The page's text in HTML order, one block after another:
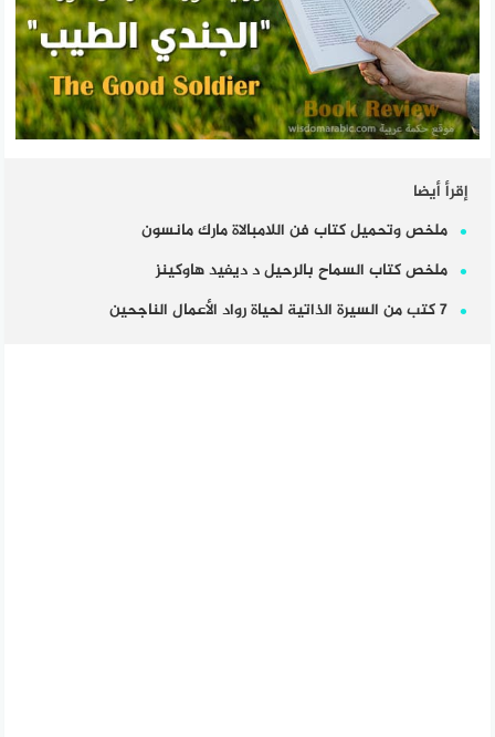
إقرأ أيضا
ملخص وتحميل كتاب فن اللامبالاة مارك مانسون
ملخص كتاب السماح بالرحيل د ديفيد هاوكينز
7 كتب من السيرة الذاتية لحياة رواد الأعمال الناجحين